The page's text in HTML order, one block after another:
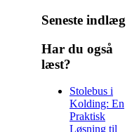
Seneste indlæg
Har du også
læst?
Stolebus i
Kolding: En
Praktisk
Løsning til